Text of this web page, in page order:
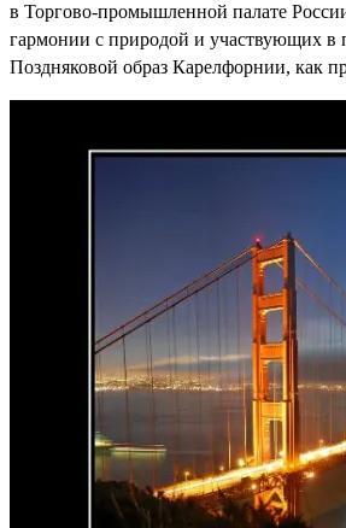
в Торгово-промышленной палате
гармонии с природой и участвующих в
Поздняковой образ Карелфорнии, как